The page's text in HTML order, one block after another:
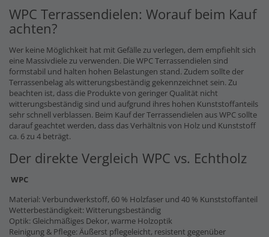
WPC Terrassendielen: Worauf beim Kauf
achten?
Wer keine Möglichkeit hat mit Gefälle zu verlegen, dem empfiehlt sich
eine Massivdiele zu verwenden. Die WPC Terrassendielen sind
formstabil und halten hohen Belastungen stand. Zudem sollte der
Terrassenbelag als witterungsbeständig gekennzeichnet sein. Zu
beachten ist, dass die Produkte von geringer Qualität nicht
witterungsbeständig sind und aufgrund ihres hohen Kunststoffanteils
sehr schnell verblassen. Beim Kauf der Terrassendielen aus WPC sollte
darauf geachtet werden, dass das Verhältnis von Holz und Kunststoff
ca. 6 zu 4 beträgt.
Der direkte Vergleich WPC vs. Echtholz
WPC
Material: Verbundwerkstoff, 60 % Holzfaser und 40 % Kunststoffanteil
Wetterbeständigkeit: Witterungsbeständig
Optik: Gleichmäßiges Dekor, warme Holzoptik
Reinigung & Pflege: Äußerst pflegeleicht, resistent gegenüber